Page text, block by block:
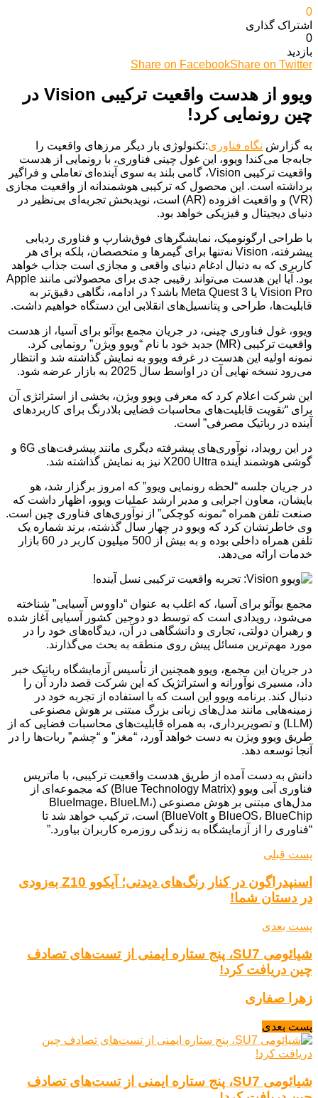
0
اشتراک گذاری‌
0
بازدید
Share on FacebookShare on Twitter
ویوو از هدست واقعیت ترکیبی Vision در
چین رونمایی کرد!
به گزارش نگاه فناوری:تکنولوژی بار دیگر مرزهای واقعیت را
جابه‌جا می‌کند! ویوو، این غول چینی فناوری، با رونمایی از هدست
واقعیت ترکیبی Vision، گامی بلند به سوی آینده‌ای تعاملی و فراگیر
برداشته است. این محصول که ترکیبی هوشمندانه از واقعیت مجازی
(VR) و واقعیت افزوده (AR) است، نویدبخش تجربه‌ای بی‌نظیر در
دنیای دیجیتال و فیزیکی خواهد بود.
با طراحی ارگونومیک، نمایشگرهای فوق‌شارپ و فناوری ردیابی
پیشرفته، Vision نه‌تنها برای گیمرها و متخصصان، بلکه برای هر
کاربری که به دنبال ادغام دنیای واقعی و مجازی است جذاب خواهد
بود. آیا این هدست می‌تواند رقیبی جدی برای محصولاتی مانند Apple
Vision Pro یا Meta Quest 3 باشد؟ در ادامه، نگاهی دقیق‌تر به
قابلیت‌ها، طراحی و پتانسیل‌های انقلابی این دستگاه خواهیم داشت.
ویوو، غول فناوری چینی، در جریان مجمع بوآئو برای آسیا، از هدست
واقعیت ترکیبی (MR) جدید خود با نام “ویوو ویژن” رونمایی کرد.
نمونه اولیه این هدست در غرفه ویوو به نمایش گذاشته شد و انتظار
می‌رود نسخه نهایی آن در اواسط سال 2025 به بازار عرضه شود.
این شرکت اعلام کرد که معرفی ویوو ویژن، بخشی از استراتژی آن
برای “تقویت قابلیت‌های محاسبات فضایی بلادرنگ برای کاربردهای
آینده در رباتیک مصرفی” است.
در این رویداد، نوآوری‌های پیشرفته دیگری مانند پیشرفت‌های 6G و
گوشی هوشمند آینده X200 Ultra نیز به نمایش گذاشته شد.
در جریان جلسه “لحظه رونمایی ویوو” که امروز برگزار شد، هو
بایشان، معاون اجرایی و مدیر ارشد عملیات ویوو، اظهار داشت که
صنعت تلفن همراه “نمونه کوچکی” از نوآوری‌های فناوری چین است.
وی خاطرنشان کرد که ویوو در چهار سال گذشته، برند شماره یک
تلفن همراه داخلی بوده و به بیش از 500 میلیون کاربر در 60 بازار
خدمات ارائه می‌دهد.
مجمع بوآئو برای آسیا، که اغلب به عنوان “داووس آسیایی” شناخته
می‌شود، رویدادی است که توسط دو دوجین کشور آسیایی آغاز شده
و رهبران دولتی، تجاری و دانشگاهی در آن، دیدگاه‌های خود را در
مورد مهم‌ترین مسائل پیش روی منطقه به بحث می‌گذارند.
در جریان این مجمع، ویوو همچنین از تأسیس آزمایشگاه رباتیک خبر
داد، مسیری نوآورانه و استراتژیک که این شرکت قصد دارد آن را
دنبال کند. برنامه ویوو این است که با استفاده از تجربه خود در
زمینه‌هایی مانند مدل‌های زبانی بزرگ مبتنی بر هوش مصنوعی
(LLM) و تصویربرداری، به همراه قابلیت‌های محاسبات فضایی که از
طریق ویوو ویژن به دست خواهد آورد، “مغز” و “چشم” ربات‌ها را در
آنجا توسعه دهد.
دانش به دست آمده از طریق هدست واقعیت ترکیبی، با ماتریس
فناوری آبی ویوو (Blue Technology Matrix) که مجموعه‌ای از
مدل‌های مبتنی بر هوش مصنوعی (BlueImage، BlueLM،
BlueOS، BlueChip و BlueVolt) است، ترکیب خواهد شد تا
“فناوری را از آزمایشگاه به زندگی روزمره کاربران بیاورد.”
پست قبلی
اسنپدراگون در کنار رنگ‌های دیدنی؛ آیکوو Z10 به‌زودی
در دستان شما!
پست بعدی
شیائومی SU7، پنج ستاره ایمنی از تست‌های تصادف
چین دریافت کرد!
زهرا صفاری
پست بعدی
شیائومی SU7، پنج ستاره ایمنی از تست‌های تصادف